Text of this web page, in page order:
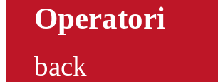
Operatori
back